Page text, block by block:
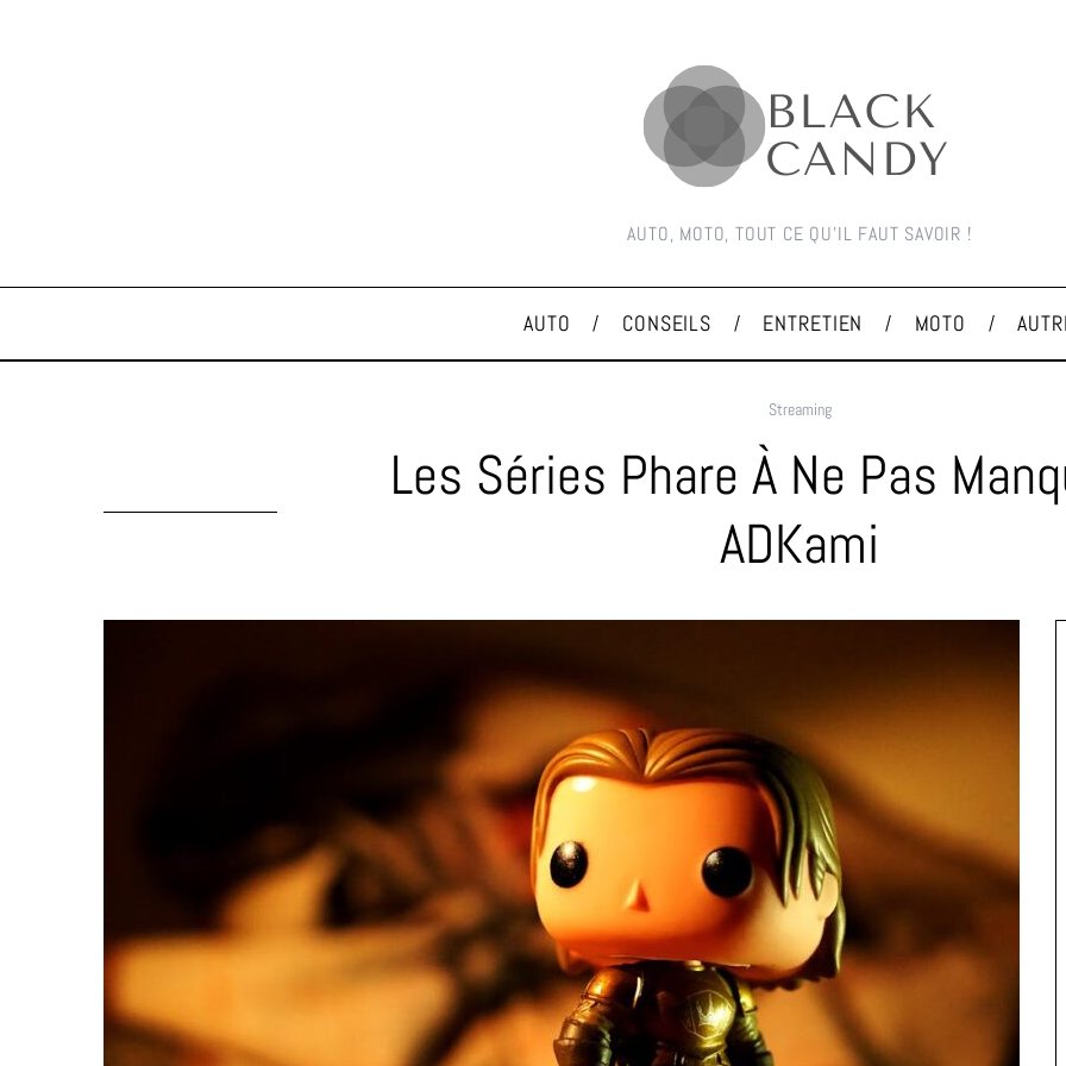
AUTO, MOTO, TOUT CE QU'IL FAUT SAVOIR !
AUTO CONSEILS ENTRETIEN MOTO
Streaming
Les Séries Phare À Ne Pas
ADKami